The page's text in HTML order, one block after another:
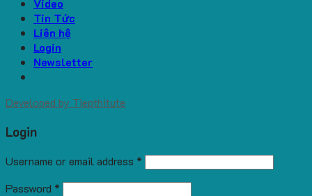
Video
Tin Tức
Liên hệ
Login
Newsletter
Developed by Tiepthitute
Login
Username or email address *
Password *